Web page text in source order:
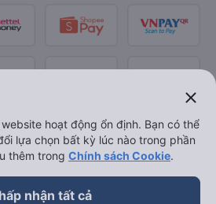
close
hoạt động ổn định. Bạn có thể
lựa chọn bất kỳ lúc nào trong phần
thêm trong Chính sách Cookie.
nhận tất cả